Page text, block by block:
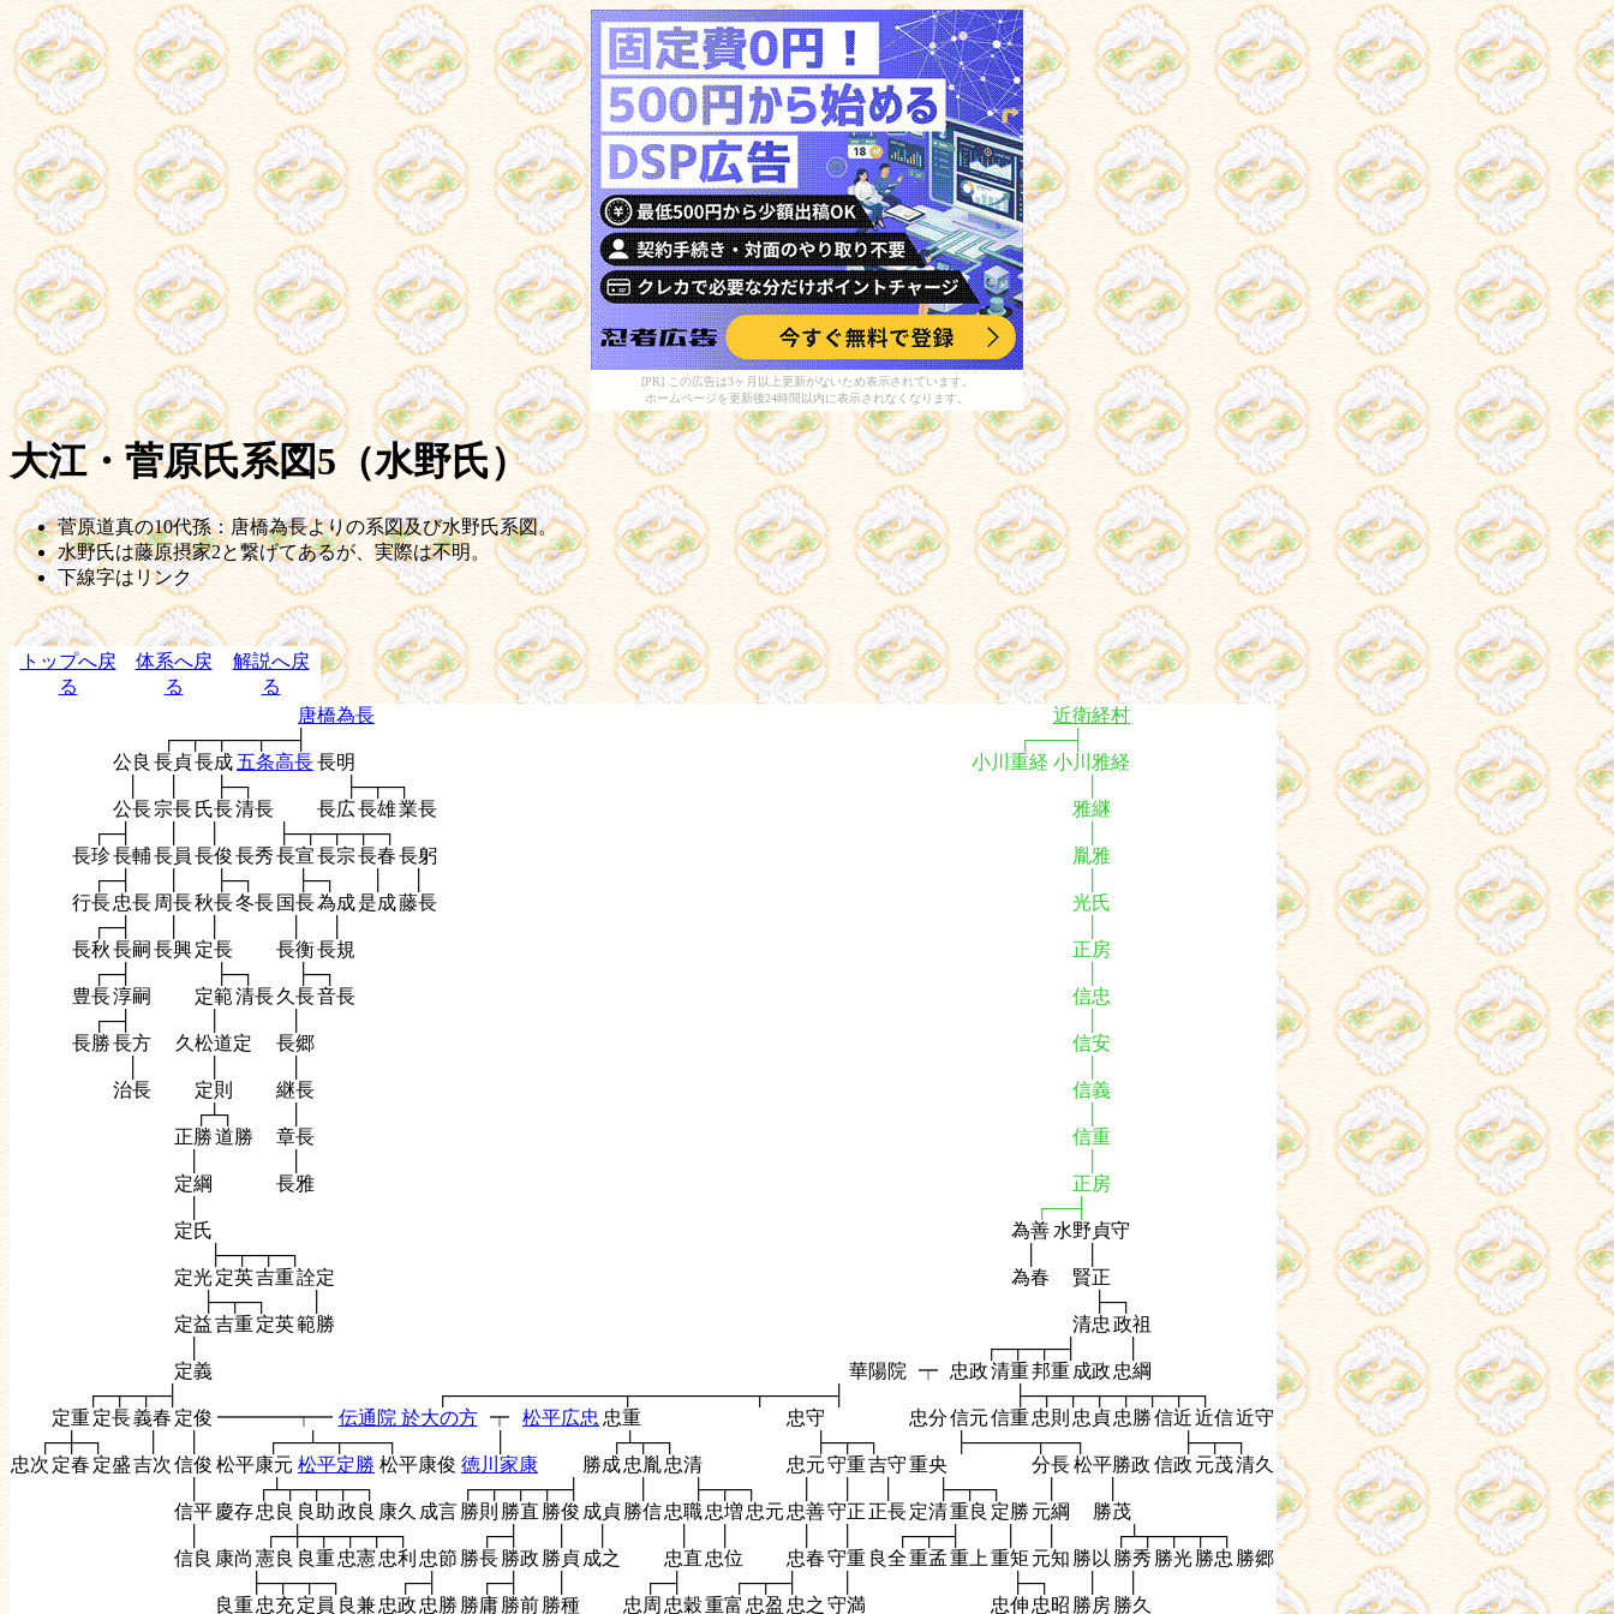
[PR] この広告は3ヶ月以上更新がないため表示されています。
ホームページを更新後24時間以内に表示されなくなります。
大江・菅原氏系図5（水野氏）
菅原道真の10代孫：唐橋為長よりの系図及び水野氏系図。
水野氏は藤原摂家2と繋げてあるが、実際は不明。
下線字はリンク
トップへ戻
る
体系へ戻
る
解説へ戻
る
唐橋為長
近衛経村
┌─┬─┬──┬──┤
┌───┤
公良 長貞長成 五条高長長明 小川重経 小川雅経
├─┐ ├─┬─┐
公長宗長氏長清長 長広長雄業長
雅継
┌─┤
├─┬─┬─┬─┐
長珍長輔長員 長俊長秀長宣長宗長春長躬
胤雅
┌─┤
├─┐ ├─┐
行長忠長 周長秋長冬長 国長為成是成藤長
光氏
┌─┤
長秋長嗣 長興定長 長衡長規
正房
┌─┤
├─┐ ├─┐
豊長淳嗣 定範清長久長音長
信忠
┌─┤
長勝長方 久松道定 長郷
信安
治長
定則 継長
信義
┌┴┐
正勝道勝 章長
信重
定綱
長雅
正房
┌──┤
定氏
為善 水野貞守
├─┬─┬─┐
定光定英吉重詮定 為春
賢正
├─┬─┐
├─┐
定益吉重定英範勝 清忠 政祖
┌─┬─┬─┤
定義
華陽院 ┯ 忠政清重邦重 成政 忠綱
┌─┬─┬─┤
┌─────────────┬─────────┬─────┤
├─┬─┬─┬─┬─┬─┬─┐
定重定長義春 定俊 ━━━━┯━ 伝通院 於大の方 ┯ 松平広忠 忠重 忠守 忠分信元信重忠則 忠貞忠勝信近近信近守
┌─┼─┐
┌──┴─┬───┐ ┌┴┬─┐ ├─┬─┐ ├─────┬──┐
├─┬─┐
忠次 定春 定盛吉次信俊 松平康元 松平定勝 松平康俊 徳川家康 勝成忠胤忠清 忠元守重吉守重央 分長松平勝政 信政 元茂清久
┌┴┬─┬─┬─┐ ┌─┬─┬─┬─┤ ├─┬─┐ ├─┬─┐
信平 慶存忠良 良助政良 康久 成言勝則 勝直 勝俊 成貞勝信忠職忠増 忠元 忠善守正 正長定清重良 定勝 元綱
勝茂
┌─┼─┬─┬─┬─┐ ┌─┤ ┌─┬─┤
┌┴┬─┬─┬─┐
信良 康尚 憲良 良重忠憲忠利 忠節 勝長勝政 勝貞 成之 忠直 忠位 忠春守重 良全重孟重上 重矩 元知 勝以 勝秀 勝光勝忠 勝郷
├─┬─┬─┐
┌─┤ ┌─┤ ┌─┤ ┌─┬─┤ ├─┐
良重忠充定員 良兼忠政 忠勝 勝庸勝前勝種 忠周 忠穀重富 忠盈 忠之 守満 忠伸 忠昭 勝房勝久